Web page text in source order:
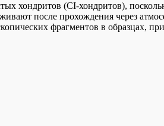
хондритов (CI-хондритов),
после прохождения через
фрагментов в образцах,